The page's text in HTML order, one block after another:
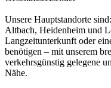
Unsere Hauptstandorte
Altbach, Heidenheim und
Langzeitunterkunft oder
benötigen – mit unserem
verkehrsgünstig gelegene
Nähe.